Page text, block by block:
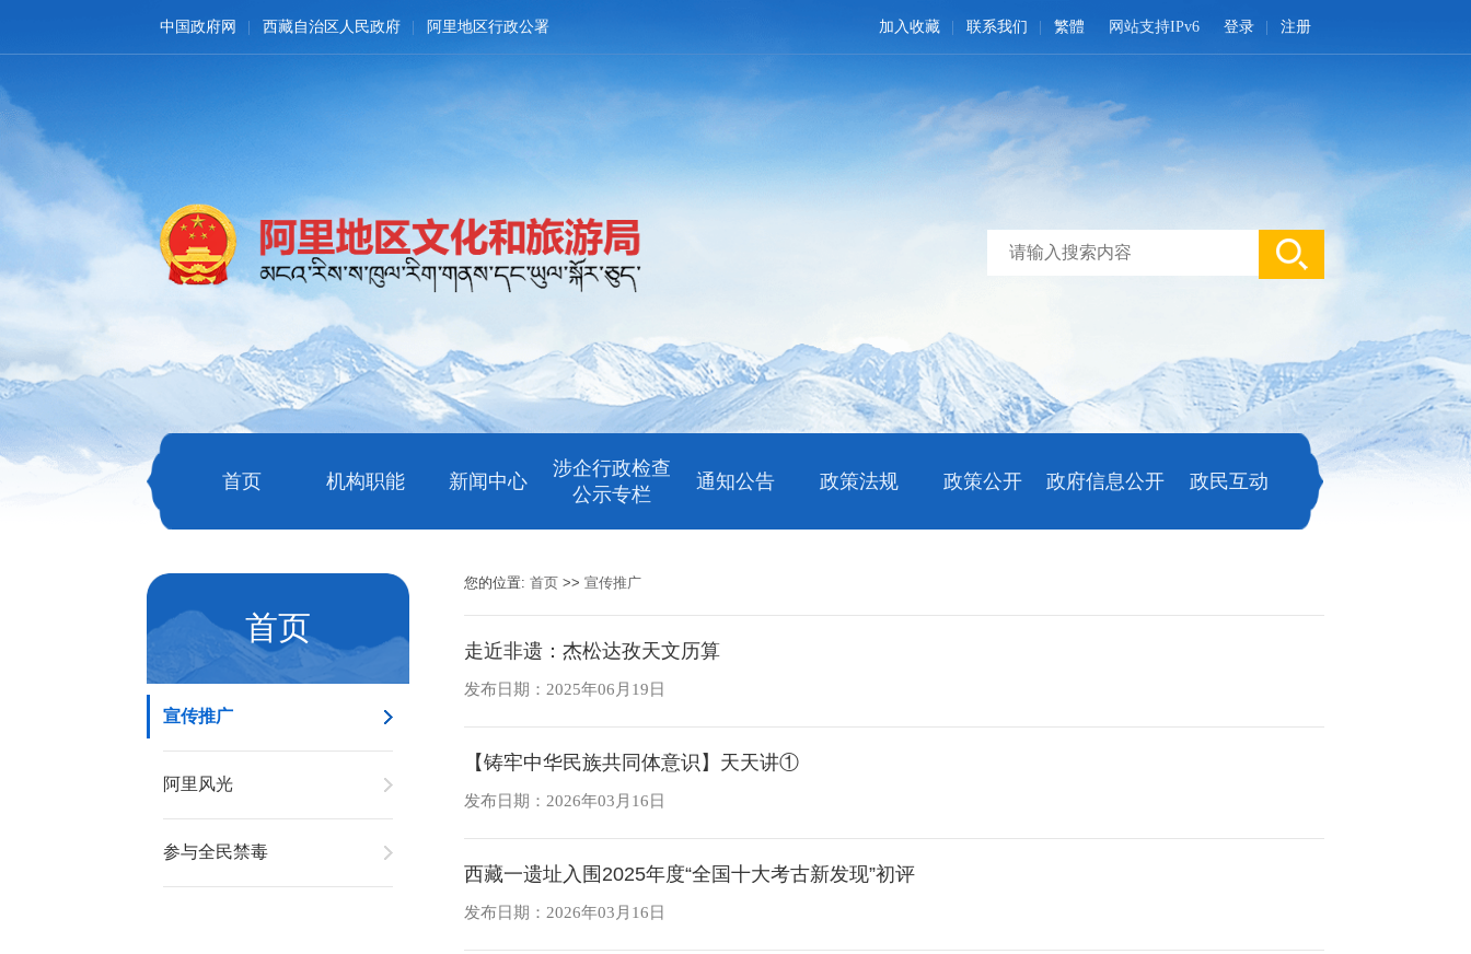
中国政府网 西藏自治区人民政府 阿里地区行政公署 登录 注册
网站支持IPv6
加入收藏 联系我们 繁體
首页 机构职能 新闻中心
涉企行政检查
公示专栏
通知公告 政策法规 政策公开 政府信息公开 政民互动
首页
宣传推广
阿里风光
参与全民禁毒
您的位置:首页 >>宣传推广
走近非遗：杰松达孜天文历算
发布日期：2025年06月19日
【铸牢中华民族共同体意识】天天讲①
发布日期：2026年03月16日
西藏一遗址入围2025年度“全国十大考古新发现”初评
发布日期：2026年03月16日